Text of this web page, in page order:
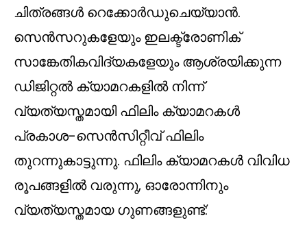
ചിത്രങ്ങൾ റെക്കോർഡുചെയ്യാൻ.
സെൻസറുകളേയും ഇലക്ട്രോണിക്
സാങ്കേതികവിദ്യകളേയും ആശ്രയിക്കുന്ന
ഡിജിറ്റൽ ക്യാമറകളിൽ നിന്ന്
വ്യത്യസ്തമായി ഫിലിം ക്യാമറകൾ
പ്രകാശ-സെൻസിറ്റീവ് ഫിലിം
തുറന്നുകാട്ടുന്നു. ഫിലിം ക്യാമറകൾ വിവിധ
രൂപങ്ങളിൽ വരുന്നു, ഓരോന്നിനും
വ്യത്യസ്തമായ ഗുണങ്ങളുണ്ട്: